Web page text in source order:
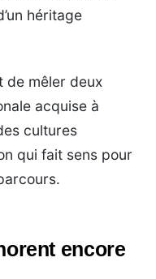
héritage
de mêler deux
acquise à
cultures
qui fait sens pour
encore